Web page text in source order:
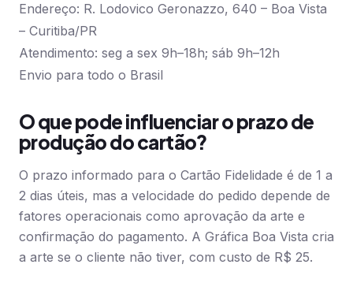
Endereço: R. Lodovico Geronazzo, 640 – Boa Vista
– Curitiba/PR
Atendimento: seg a sex 9h–18h; sáb 9h–12h
Envio para todo o Brasil
O que pode influenciar o prazo de
produção do cartão?
O prazo informado para o Cartão Fidelidade é de 1 a
2 dias úteis, mas a velocidade do pedido depende de
fatores operacionais como aprovação da arte e
confirmação do pagamento. A Gráfica Boa Vista cria
a arte se o cliente não tiver, com custo de R$ 25.